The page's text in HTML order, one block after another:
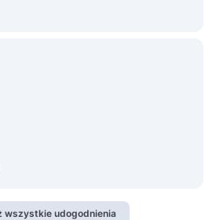
wszystkie udogodnienia